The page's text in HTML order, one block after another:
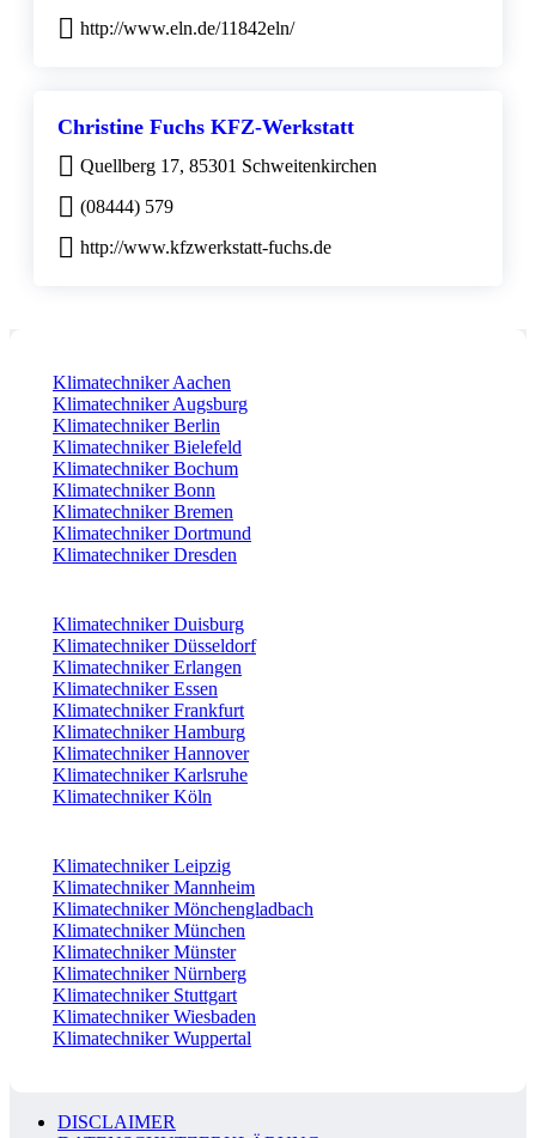
http://www.eln.de/11842eln/
Christine Fuchs KFZ-Werkstatt
Quellberg 17, 85301 Schweitenkirchen
(08444) 579
http://www.kfzwerkstatt-fuchs.de
Klimatechniker Aachen
Klimatechniker Augsburg
Klimatechniker Berlin
Klimatechniker Bielefeld
Klimatechniker Bochum
Klimatechniker Bonn
Klimatechniker Bremen
Klimatechniker Dortmund
Klimatechniker Dresden
Klimatechniker Duisburg
Klimatechniker Düsseldorf
Klimatechniker Erlangen
Klimatechniker Essen
Klimatechniker Frankfurt
Klimatechniker Hamburg
Klimatechniker Hannover
Klimatechniker Karlsruhe
Klimatechniker Köln
Klimatechniker Leipzig
Klimatechniker Mannheim
Klimatechniker Mönchengladbach
Klimatechniker München
Klimatechniker Münster
Klimatechniker Nürnberg
Klimatechniker Stuttgart
Klimatechniker Wiesbaden
Klimatechniker Wuppertal
DISCLAIMER